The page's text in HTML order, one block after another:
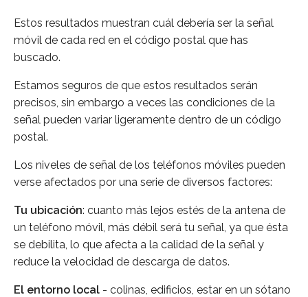
Estos resultados muestran cuál debería ser la señal
móvil de cada red en el código postal que has
buscado.
Estamos seguros de que estos resultados serán
precisos, sin embargo a veces las condiciones de la
señal pueden variar ligeramente dentro de un código
postal.
Los niveles de señal de los teléfonos móviles pueden
verse afectados por una serie de diversos factores:
Tu ubicación: cuanto más lejos estés de la antena de
un teléfono móvil, más débil será tu señal, ya que ésta
se debilita, lo que afecta a la calidad de la señal y
reduce la velocidad de descarga de datos.
El entorno local - colinas, edificios, estar en un sótano